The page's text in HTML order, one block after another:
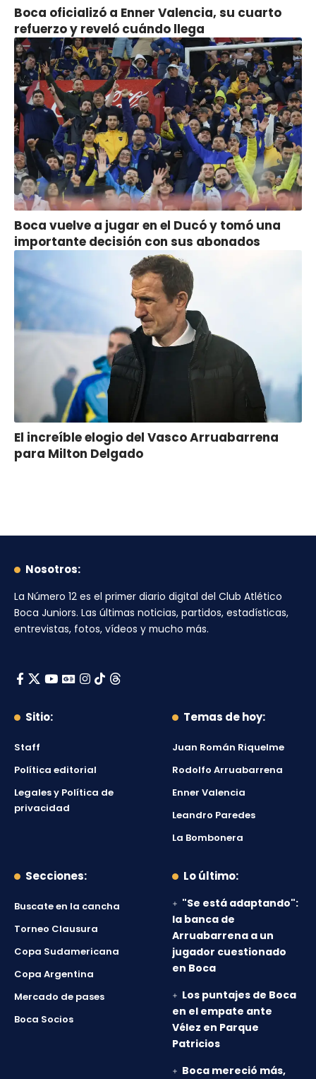
Boca oficializó a Enner Valencia, su cuarto
refuerzo y reveló cuándo llega
Boca vuelve a jugar en el Ducó y tomó una
importante decisión con sus abonados
El increíble elogio del Vasco Arruabarrena
para Milton Delgado
Nosotros:
La Número 12 es el primer diario digital del Club Atlético
Boca Juniors. Las últimas noticias, partidos, estadísticas,
entrevistas, fotos, vídeos y mucho más.
Sitio:
Staff
Política editorial
Legales y Política de
privacidad
Temas de hoy:
Juan Román Riquelme
Rodolfo Arruabarrena
Enner Valencia
Leandro Paredes
La Bombonera
Secciones:
Buscate en la cancha
Torneo Clausura
Copa Sudamericana
Copa Argentina
Mercado de pases
Boca Socios
Lo último:
"Se está adaptando":
la banca de
Arruabarrena a un
jugador cuestionado
en Boca
Los puntajes de Boca
en el empate ante
Vélez en Parque
Patricios
Boca mereció más,